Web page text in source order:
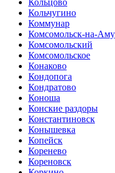
Кольцово
Кольчугино
Коммунар
Комсомольск-на-
Комсомольский
Комсомольское
Конаково
Кондопога
Кондратово
Коноша
Конские раздоры
Константиновск
Конышевка
Копейск
Коренево
Кореновск